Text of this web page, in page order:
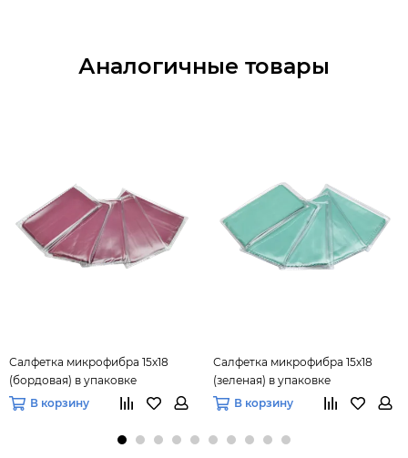
Аналогичные товары
Салфетка микрофибра 15х18
(бордовая) в упаковке
В корзину
Салфетка микрофибра 15х18
(зеленая) в упаковке
В корзину